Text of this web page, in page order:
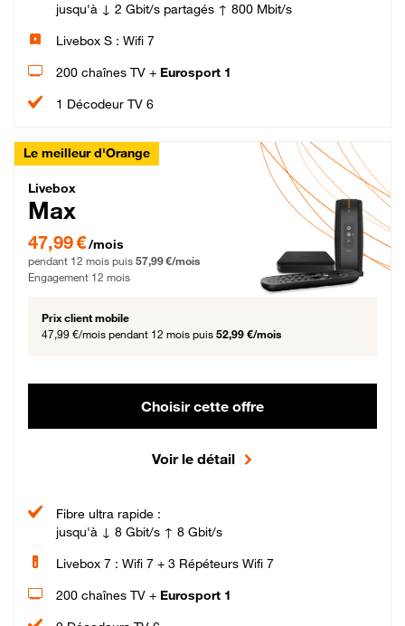
jusqu'à ↓ 2 Gbit/s partagés ↑ 800 Mbit/s
Livebox S : Wifi 7
200 chaînes TV + Eurosport 1
1 Décodeur TV 6
Le meilleur d'Orange
Livebox Max Fibre
Livebox
Max
47,99 € par mois pendant 12 mois puis 57,99 € par mois, Engagement 12 mois
47,99 €/mois
pendant 12 mois puis 57,99 €/mois
Engagement 12 mois
Prix client mobile
47,99 €/mois pendant 12 mois puis 52,99 €/mois
Choisir cette offre
Voir le détail
Fibre ultra rapide :
jusqu'à ↓ 8 Gbit/s ↑ 8 Gbit/s
Livebox 7 : Wifi 7 + 3 Répéteurs Wifi 7
200 chaînes TV + Eurosport 1